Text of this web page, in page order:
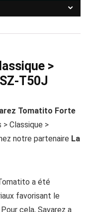
>
T50J
Tomatito Forte
> Classique >
notre partenaire La
a été
favorisant le
cela, Savarez a